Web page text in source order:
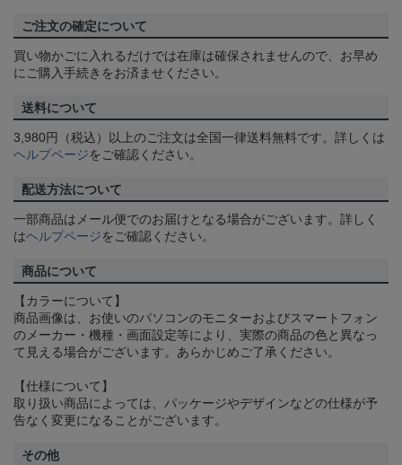
ご注文の確定について
買い物かごに入れるだけでは在庫は確保されませんので、お早め
にご購入手続きをお済ませください。
送料について
3,980円（税込）以上のご注文は全国一律送料無料です。詳しくは
ヘルプページをご確認ください。
配送方法について
一部商品はメール便でのお届けとなる場合がございます。詳しく
はヘルプページをご確認ください。
商品について
【カラーについて】
商品画像は、お使いのパソコンのモニターおよびスマートフォン
のメーカー・機種・画面設定等により、実際の商品の色と異なっ
て見える場合がございます。あらかじめご了承ください。
【仕様について】
取り扱い商品によっては、パッケージやデザインなどの仕様が予
告なく変更になることがございます。
その他